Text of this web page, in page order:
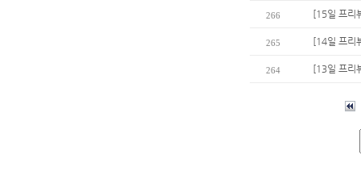
266 [15일 프리
265 [14일 프리
264 [13일 프리